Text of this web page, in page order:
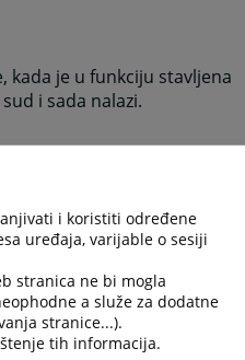
kada je u funkciju stavljena
i sada nalazi.
i koristiti određene
uređaja, varijable o sesiji
stranica ne bi mogla
a služe za dodatne
stranice...).
tih informacija.